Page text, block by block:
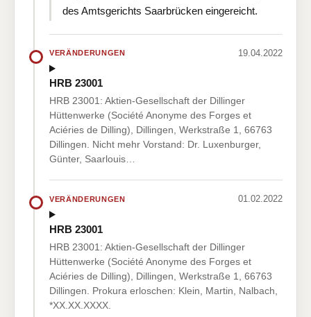
des Amtsgerichts Saarbrücken eingereicht.
VERÄNDERUNGEN 19.04.2022
HRB 23001
HRB 23001: Aktien-Gesellschaft der Dillinger
Hüttenwerke (Société Anonyme des Forges et
Aciéries de Dilling), Dillingen, Werkstraße 1, 66763
Dillingen. Nicht mehr Vorstand: Dr. Luxenburger,
Günter, Saarlouis…
VERÄNDERUNGEN 01.02.2022
HRB 23001
HRB 23001: Aktien-Gesellschaft der Dillinger
Hüttenwerke (Société Anonyme des Forges et
Aciéries de Dilling), Dillingen, Werkstraße 1, 66763
Dillingen. Prokura erloschen: Klein, Martin, Nalbach,
*XX.XX.XXXX.